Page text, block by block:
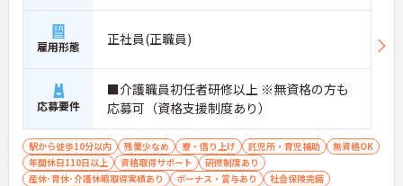
雇用形態 正社員(正職員)
応募要件
■介護職員初任者研修以上 ※無資格の方も
応募可（資格支援制度あり）
駅から徒歩10分以内 残業少なめ 寮・借り上げ 託児所・育児補助
無資格OK
年間休日110日以上
資格取得サポート
研修制度あり
産休･育休･介護休暇取得実績あり
ボーナス・賞与あり
社会保険完備